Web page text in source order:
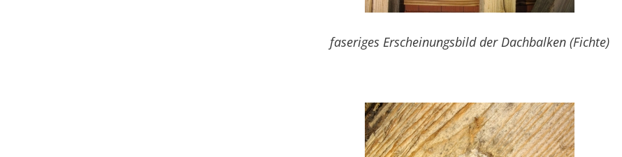
faseriges Erscheinungsbild der Dachbalken (Fichte)